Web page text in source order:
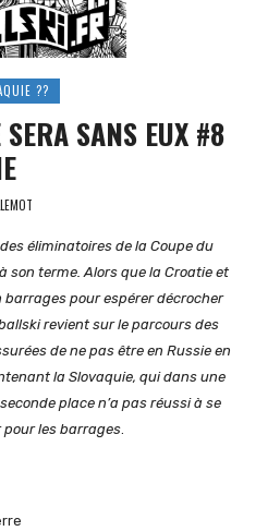
??
SANS EUX #8
éliminatoires de la Coupe du
son terme. Alors que la Croatie et
barrages pour espérer décrocher
revient sur le parcours des
de ne pas être en Russie en
la Slovaquie, qui dans une
place n’a pas réussi à se
pour les barrages.